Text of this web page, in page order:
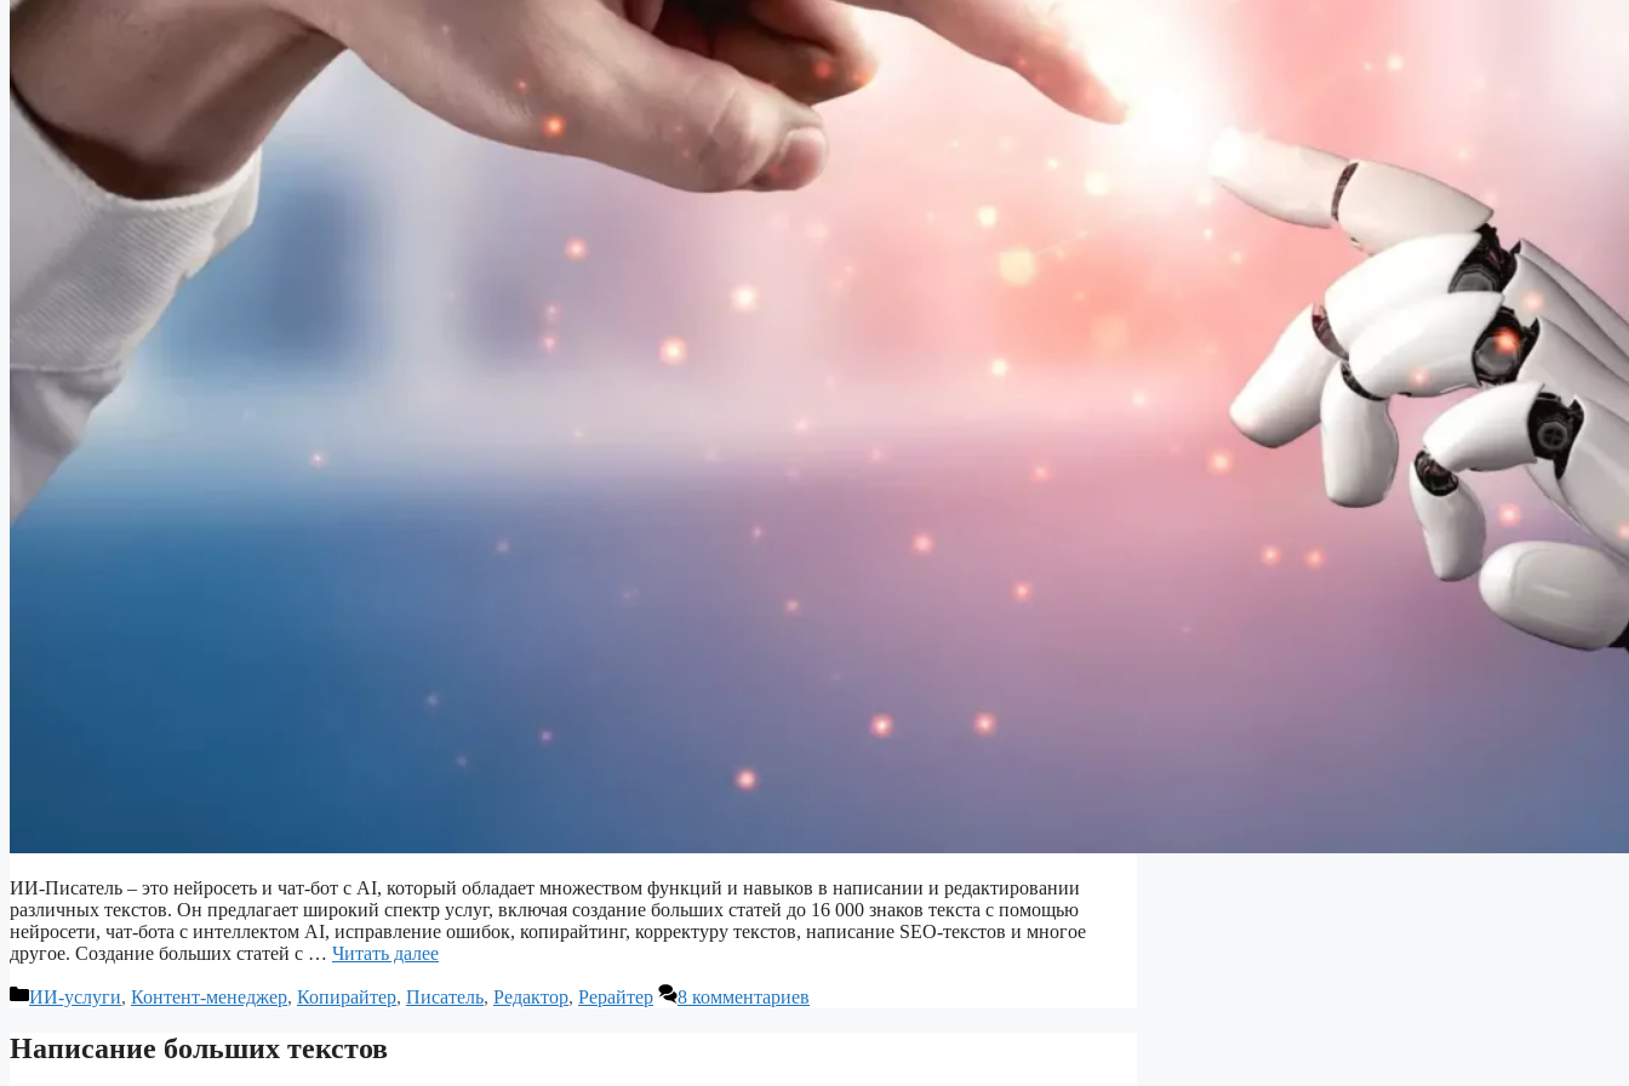
ИИ-Писатель – это нейросеть и чат-бот с AI, который обладает множеством функций и навыков в написании и редактировании
различных текстов. Он предлагает широкий спектр услуг, включая создание больших статей до 16 000 знаков текста с помощью
нейросети, чат-бота с интеллектом AI, исправление ошибок, копирайтинг, корректуру текстов, написание SEO-текстов и многое
другое. Создание больших статей с … Читать далее
Рубрики
ИИ-услуги, Контент-менеджер, Копирайтер, Писатель, Редактор, Рерайтер 8 комментариев
Написание больших текстов